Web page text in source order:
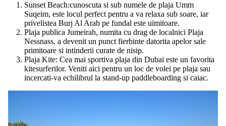
Sunset Beach:cunoscuta si sub numele de plaja Umm
Suqeim, este locul perfect pentru a va relaxa sub soare, iar
privelistea Burj Al Arab pe fundal este uimitoare.
Plaja publica Jumeirah, numita cu drag de localnici Plaja
Nessnass, a devenit un punct fierbinte datorita apelor sale
primitoare si intinderii curate de nisip.
Plaja Kite: Cea mai sportiva plaja din Dubai este un favorita
kitesurferilor. Veniti aici pentru un loc de volei pe plaja sau
incercati-va echilibrul la stand-up paddleboarding si caiac.